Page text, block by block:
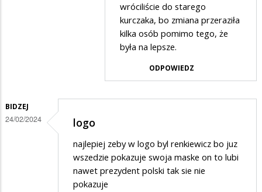
wróciliście do starego
kurczaka, bo zmiana przeraziła
kilka osób pomimo tego, że
była na lepsze.
ODPOWIEDZ
BIDZEJ
24/02/2024 logo
najlepiej zeby w logo byl renkiewicz bo juz
wszedzie pokazuje swoja maske on to lubi
nawet prezydent polski tak sie nie
pokazuje